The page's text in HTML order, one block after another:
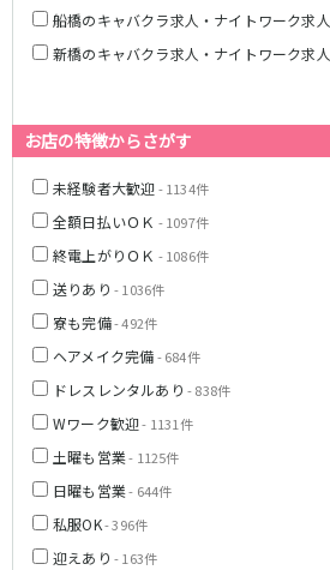
船橋のキャバクラ求人・ナイトワーク求人
新橋のキャバクラ求人・ナイトワーク求人
お店の特徴からさがす
未経験者大歓迎- 1134件
全額日払いＯＫ - 1097件
終電上がりＯＫ - 1086件
送りあり - 1036件
寮も完備- 492件
ヘアメイク完備- 684件
ドレスレンタルあり - 838件
Wワーク歓迎- 1131件
土曜も営業- 1125件
日曜も営業- 644件
私服OK- 396件
迎えあり - 163件
飯能・狭山
深谷
坂戸・東松山
千葉
成田・四街道・香取
八千代台・勝田台
栃木県
宇都宮
茨城県
土浦
つくば
茨城県南
神栖・鹿嶋
五反田駅
恵比寿駅
渋谷駅
御徒町駅
駒込駅
大塚駅
高田馬場駅
巣鴨駅
西日暮里駅
目黒駅
目白駅
東京メトロ丸ノ内線
池袋駅
新高円寺駅
淡路町駅
四谷三丁目駅
JR京浜東北線